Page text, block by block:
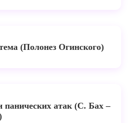
(Полонез Огинского)
панических атак (С. Бах –